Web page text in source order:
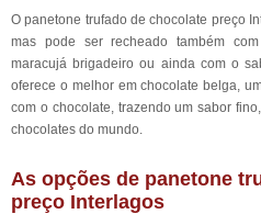
O panetone trufado de chocolate preço
mas pode ser recheado também
maracujá brigadeiro ou ainda com o
oferece o melhor em chocolate belga,
com o chocolate, trazendo um sabor
chocolates do mundo.
As opções de panetone
preço Interlagos